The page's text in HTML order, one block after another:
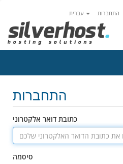
התחברות
התחברות
כתובת דואר אלקטרוני
סיסמה